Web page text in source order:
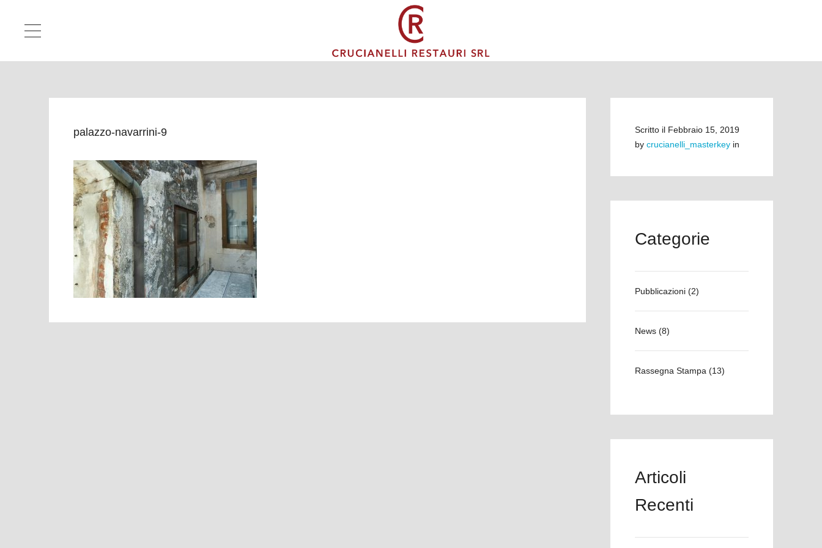
palazzo-navarrini-9 Scritto il Febbraio 15, 2019
by crucianelli_masterkey in
Categorie
Pubblicazioni (2)
News (8)
Rassegna Stampa (13)
Articoli
Recenti